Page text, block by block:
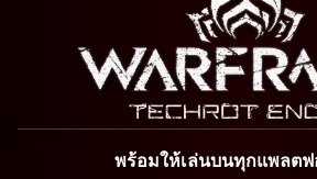
พร้อมให้เล่นบนทุกแพลต